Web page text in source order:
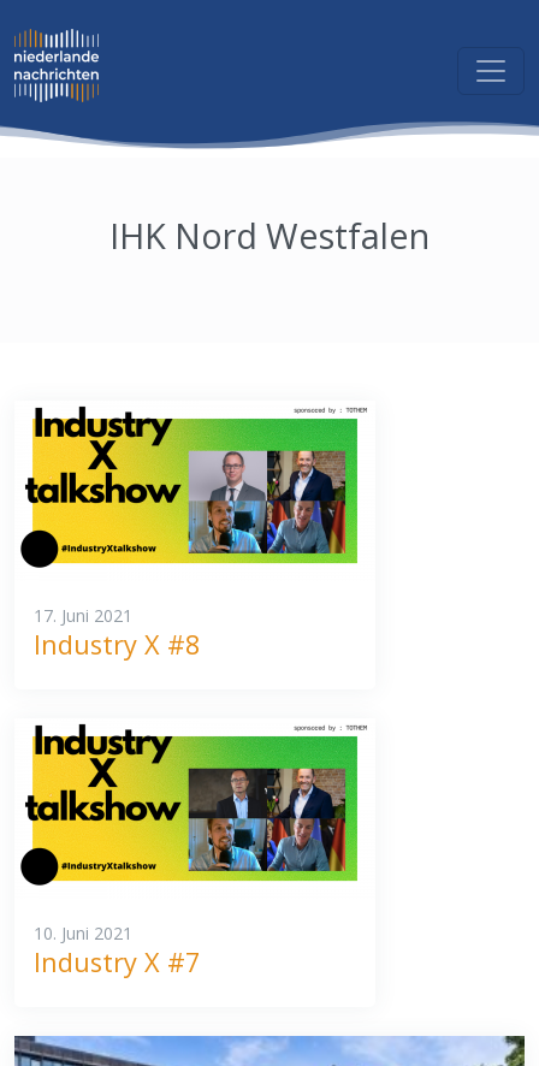
IHK Nord Westfalen
17. Juni 2021
Industry X #8
10. Juni 2021
Industry X #7